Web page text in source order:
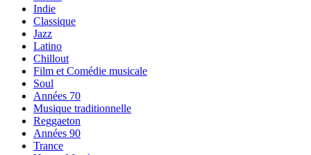
Indie
Classique
Jazz
Latino
Chillout
Film et Comédie musicale
Soul
Années 70
Musique traditionnelle
Reggaeton
Années 90
Trance